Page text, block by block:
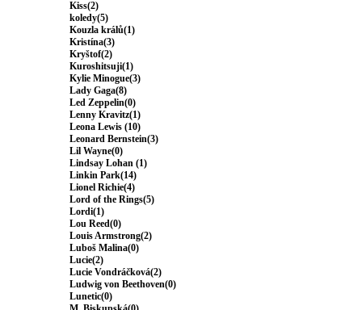
Kiss(2)
koledy(5)
Kouzla králů(1)
Kristína(3)
Kryštof(2)
Kuroshitsuji(1)
Kylie Minogue(3)
Lady Gaga(8)
Led Zeppelin(0)
Lenny Kravitz(1)
Leona Lewis (10)
Leonard Bernstein(3)
Lil Wayne(0)
Lindsay Lohan (1)
Linkin Park(14)
Lionel Richie(4)
Lord of the Rings(5)
Lordi(1)
Lou Reed(0)
Louis Armstrong(2)
Luboš Malina(0)
Lucie(2)
Lucie Vondráčková(2)
Ludwig von Beethoven(0)
Lunetic(0)